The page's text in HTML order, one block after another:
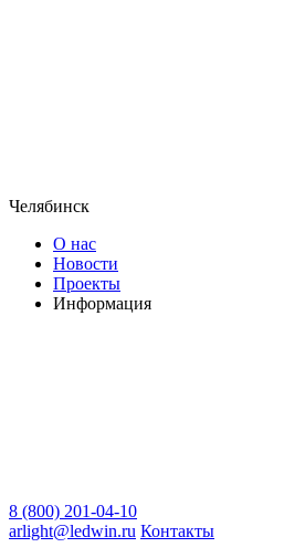
Челябинск
О нас
Новости
Проекты
Информация
8 (800) 201-04-10
arlight@ledwin.ru Контакты